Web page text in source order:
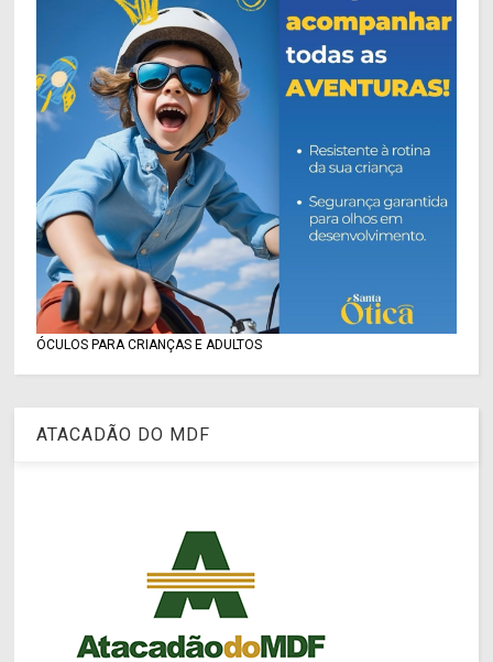
ÓCULOS PARA CRIANÇAS E ADULTOS
ATACADÃO DO MDF